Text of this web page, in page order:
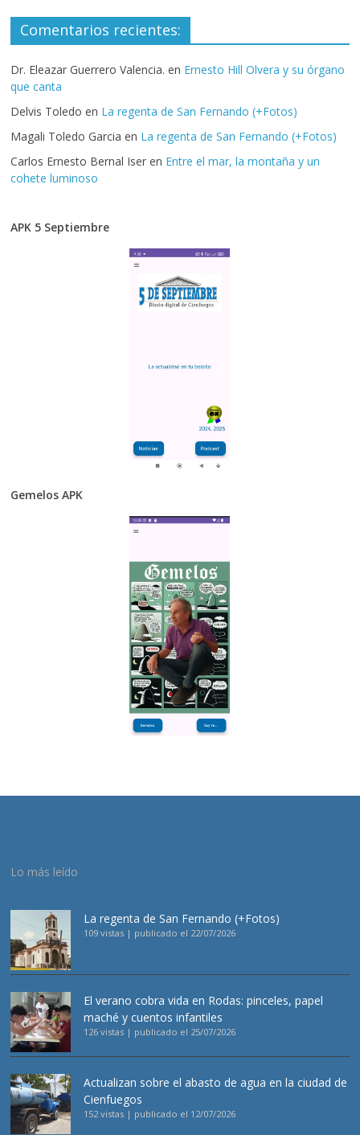
Comentarios recientes:
Dr. Eleazar Guerrero Valencia. en Ernesto Hill Olvera y su órgano
que canta
Delvis Toledo en La regenta de San Fernando (+Fotos)
Magali Toledo Garcia en La regenta de San Fernando (+Fotos)
Carlos Ernesto Bernal Iser en Entre el mar, la montaña y un
cohete luminoso
APK 5 Septiembre
Gemelos APK
Lo más leído
La regenta de San Fernando (+Fotos)
109 vistas | publicado el 22/07/2026
El verano cobra vida en Rodas: pinceles, papel
maché y cuentos infantiles
126 vistas | publicado el 25/07/2026
Actualizan sobre el abasto de agua en la ciudad de
Cienfuegos
152 vistas | publicado el 12/07/2026